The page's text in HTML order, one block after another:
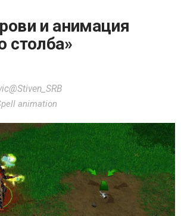
и анимация
столба»
@Stiven_SRB
animation